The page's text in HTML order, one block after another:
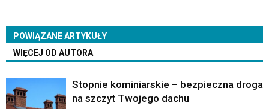
POWIĄZANE ARTYKUŁY
WIĘCEJ OD AUTORA
Stopnie kominiarskie – bezpieczna droga
na szczyt Twojego dachu